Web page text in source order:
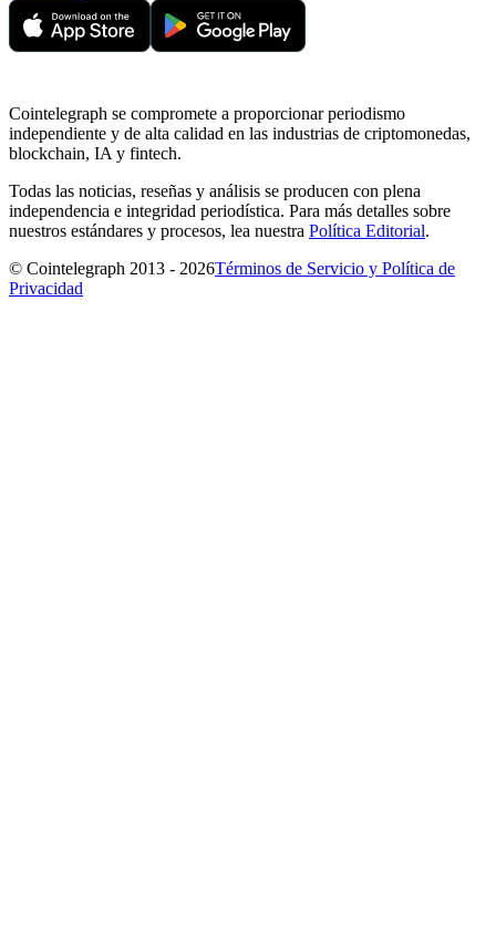
Cointelegraph se compromete a proporcionar periodismo
independiente y de alta calidad en las industrias de criptomonedas,
blockchain, IA y fintech.
Todas las noticias, reseñas y análisis se producen con plena
independencia e integridad periodística. Para más detalles sobre
nuestros estándares y procesos, lea nuestra Política Editorial.
© Cointelegraph 2013 - 2026Términos de Servicio y Política de
Privacidad